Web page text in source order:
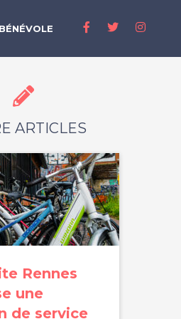
ARTICLES
Rennes
une
de service